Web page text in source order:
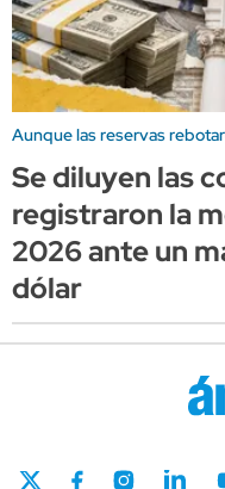
Aunque las reservas
Se diluyen las
registraron la
2026 ante un
dólar